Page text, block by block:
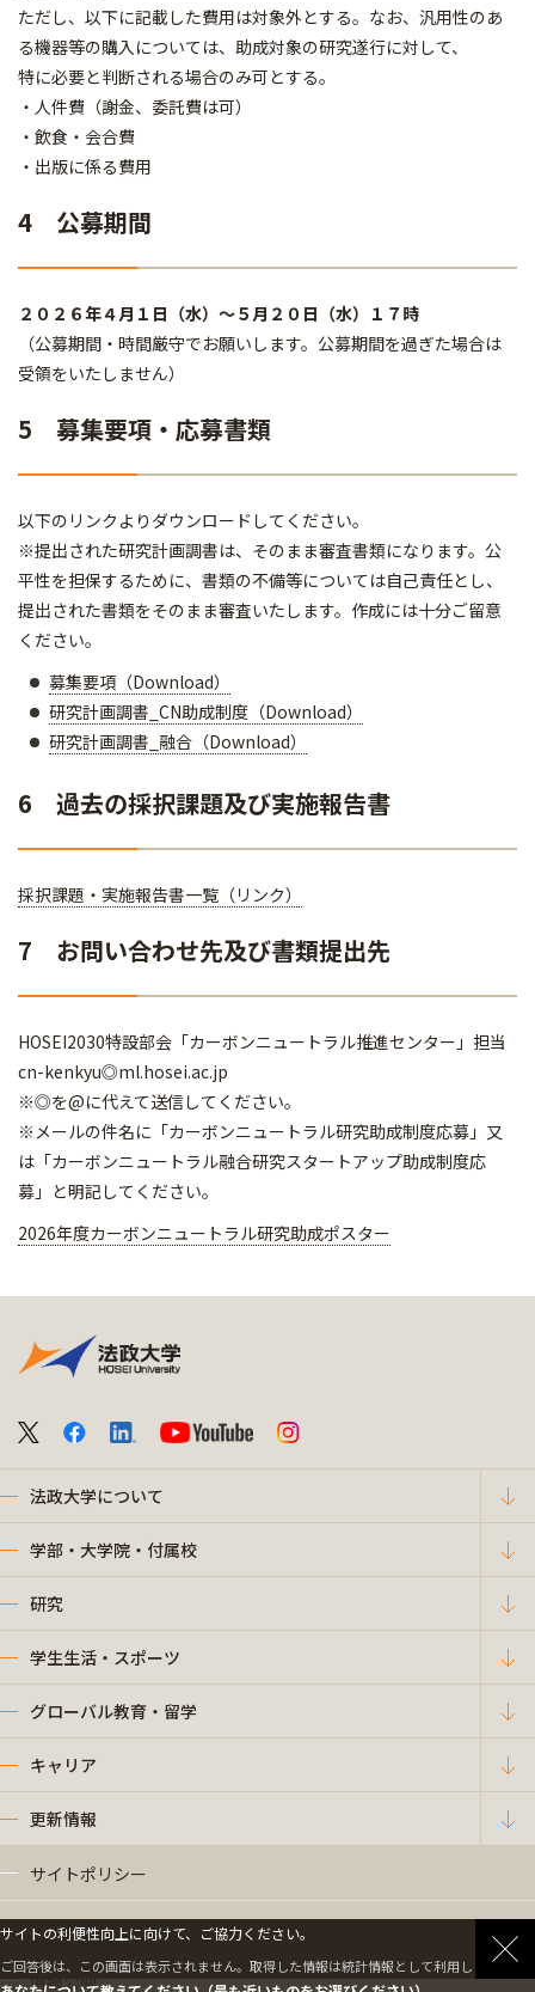
ただし、以下に記載した費用は対象外とする。なお、汎用性のあ
る機器等の購入については、助成対象の研究遂行に対して、
特に必要と判断される場合のみ可とする。
・人件費（謝金、委託費は可）
・飲食・会合費
・出版に係る費用
4 公募期間
２０２６年４月１日（水）～５月２０日（水）１７時
（公募期間・時間厳守でお願いします。公募期間を過ぎた場合は
受領をいたしません）
5 募集要項・応募書類
以下のリンクよりダウンロードしてください。
※提出された研究計画調書は、そのまま審査書類になります。公
平性を担保するために、書類の不備等については自己責任とし、
提出された書類をそのまま審査いたします。作成には十分ご留意
ください。
募集要項（Download）
研究計画調書_CN助成制度（Download）
研究計画調書_融合（Download）
6 過去の採択課題及び実施報告書
採択課題・実施報告書一覧（リンク）
7 お問い合わせ先及び書類提出先
HOSEI2030特設部会「カーボンニュートラル推進センター」担当
cn-kenkyu◎ml.hosei.ac.jp
※◎を@に代えて送信してください。
※メールの件名に「カーボンニュートラル研究助成制度応募」又
は「カーボンニュートラル融合研究スタートアップ助成制度応
募」と明記してください。
2026年度カーボンニュートラル研究助成ポスター
法政大学について
学部・大学院・付属校
研究
学生生活・スポーツ
グローバル教育・留学
キャリア
更新情報
サイトポリシー
プライバシーポリシー
情報公開
サイトの利便性向上に向けて、ご協力ください。
ご回答後は、この画面は表示されません。取得した情報は統計情報として利用します。